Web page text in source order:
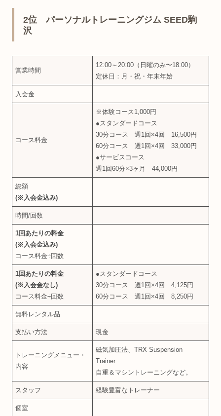
2位 パーソナルトレーニングジム SEED駒
沢
営業時間
12:00～20:00（日曜のみ〜18:00）
定休日：月・祝・年末年始
入会金
コース料金
※体験コース1,000円
●スタンダードコース
30分コース 週1回×4回 16,500円
60分コース 週1回×4回 33,000円
●サービスコース
週1回60分×3ヶ月 44,000円
総額
(※入会金込み)
時間/回数
1回あたりの料金
(※入会金込み)
コース料金÷回数
1回あたりの料金
(※入会金なし)
コース料金÷回数
●スタンダードコース
30分コース 週1回×4回 4,125円
60分コース 週1回×4回 8,250円
無料レンタル品
支払い方法 現金
トレーニングメニュー・
内容
磁気加圧法、TRX Suspension
Trainer
自重＆マシントレーニングなど。
スタッフ 経験豊富なトレーナー
個室